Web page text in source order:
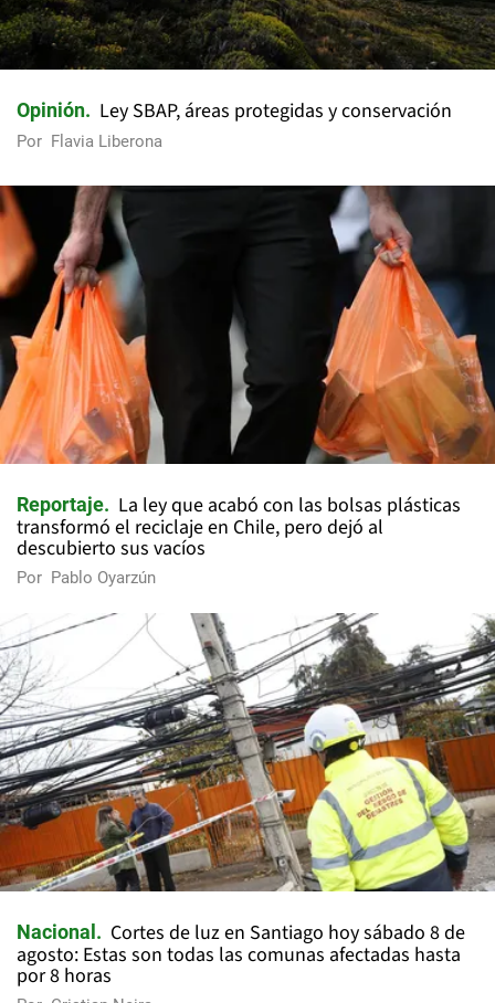
Opinión Ley SBAP, áreas protegidas y conservación
Por Flavia Liberona
Reportaje
La ley que acabó con las bolsas plásticas
transformó el reciclaje en Chile, pero dejó al
descubierto sus vacíos
Por Pablo Oyarzún
Nacional
Cortes de luz en Santiago hoy sábado 8 de
agosto: Estas son todas las comunas afectadas hasta
por 8 horas